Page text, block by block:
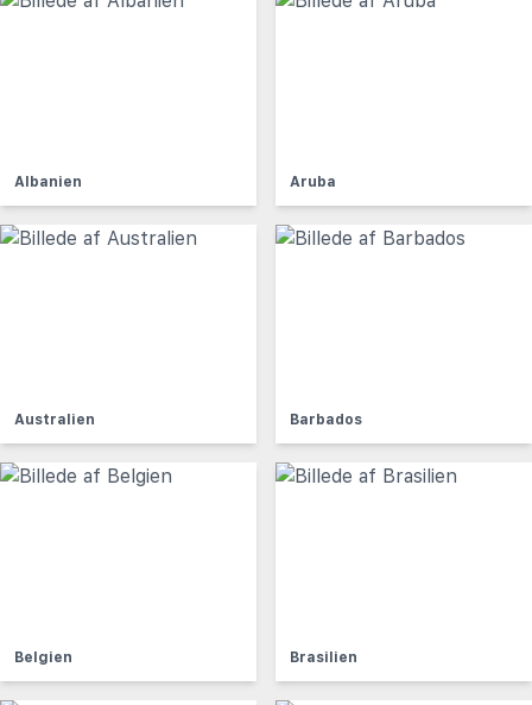
Albanien Aruba
Australien Barbados
Belgien Brasilien